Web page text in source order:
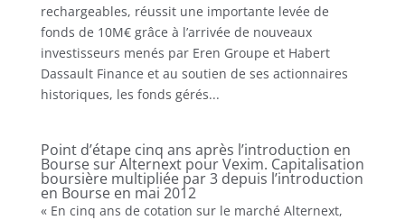
rechargeables, réussit une importante levée de
fonds de 10M€ grâce à l’arrivée de nouveaux
investisseurs menés par Eren Groupe et Habert
Dassault Finance et au soutien de ses actionnaires
historiques, les fonds gérés...
Point d’étape cinq ans après l’introduction en
Bourse sur Alternext pour Vexim. Capitalisation
boursière multipliée par 3 depuis l’introduction
en Bourse en mai 2012
« En cinq ans de cotation sur le marché Alternext,